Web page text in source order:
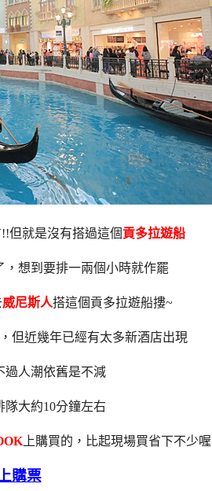
但就是沒有搭過這個貢多拉遊船
想到要排一兩個小時就作罷
威尼斯人搭這個貢多拉遊船摟~
但近幾年已經有太多新酒店出現
過人潮依舊是不減
大約10分鐘左右
上購買的，比起現場買省下不少喔
購票